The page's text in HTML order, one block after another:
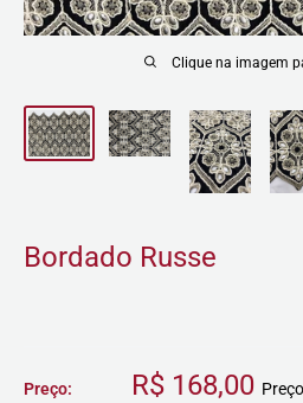
Clique na imagem
Bordado Russe
Preço:
Preço
R$ 168,00